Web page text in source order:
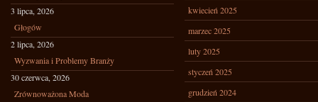
3 lipca, 2026
Głogów
2 lipca, 2026
Wyzwania i Problemy Branży
30 czerwca, 2026
Zrównoważona Moda
kwiecień 2025
marzec 2025
luty 2025
styczeń 2025
grudzień 2024